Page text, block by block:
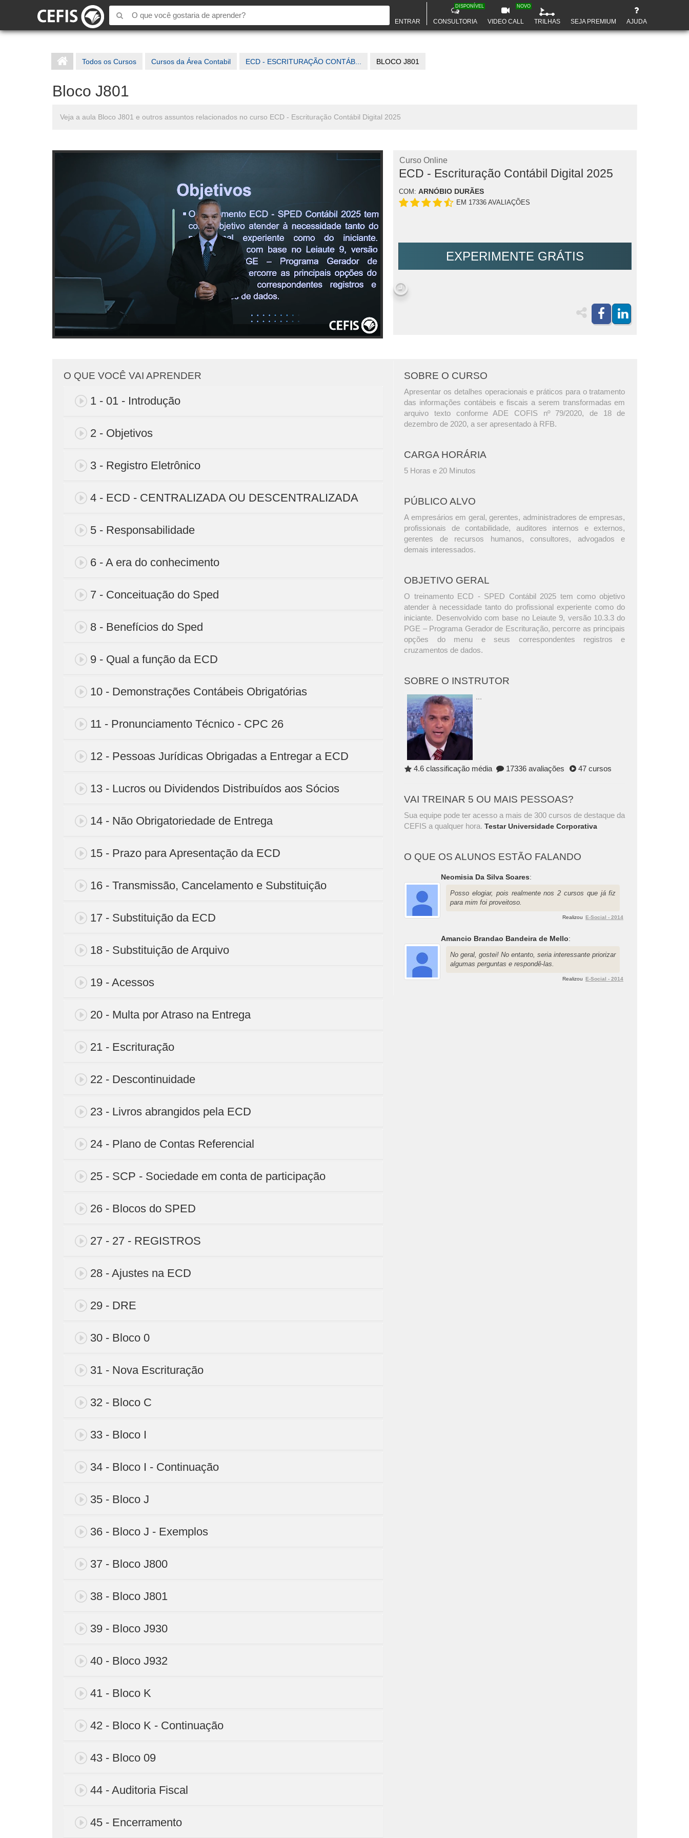
ENTRAR CONSULTORIA
DISPONÍVEL
VIDEO CALL
NOVO
TRILHAS SEJA PREMIUM AJUDA
Todos os Cursos Cursos da Área Contabil ECD - ESCRITURAÇÃO CONTÁB... BLOCO J801
Bloco J801
Veja a aula Bloco J801 e outros assuntos relacionados no curso ECD - Escrituração Contábil Digital 2025
Curso Online
ECD - Escrituração Contábil Digital 2025
COM: ARNÓBIO DURÃES
EM 17336 AVALIAÇÕES
EXPERIMENTE GRÁTIS
O QUE VOCÊ VAI APRENDER
1 - 01 - Introdução
2 - Objetivos
3 - Registro Eletrônico
4 - ECD - CENTRALIZADA OU DESCENTRALIZADA
5 - Responsabilidade
6 - A era do conhecimento
7 - Conceituação do Sped
8 - Benefícios do Sped
9 - Qual a função da ECD
10 - Demonstrações Contábeis Obrigatórias
11 - Pronunciamento Técnico - CPC 26
12 - Pessoas Jurídicas Obrigadas a Entregar a ECD
13 - Lucros ou Dividendos Distribuídos aos Sócios
14 - Não Obrigatoriedade de Entrega
15 - Prazo para Apresentação da ECD
16 - Transmissão, Cancelamento e Substituição
17 - Substituição da ECD
18 - Substituição de Arquivo
19 - Acessos
20 - Multa por Atraso na Entrega
21 - Escrituração
22 - Descontinuidade
23 - Livros abrangidos pela ECD
24 - Plano de Contas Referencial
25 - SCP - Sociedade em conta de participação
26 - Blocos do SPED
27 - 27 - REGISTROS
28 - Ajustes na ECD
29 - DRE
30 - Bloco 0
31 - Nova Escrituração
32 - Bloco C
33 - Bloco I
34 - Bloco I - Continuação
35 - Bloco J
36 - Bloco J - Exemplos
37 - Bloco J800
38 - Bloco J801
39 - Bloco J930
40 - Bloco J932
41 - Bloco K
42 - Bloco K - Continuação
43 - Bloco 09
44 - Auditoria Fiscal
45 - Encerramento
SOBRE O CURSO
Apresentar os detalhes operacionais e práticos para o tratamento
das informações contábeis e fiscais a serem transformadas em
arquivo texto conforme ADE COFIS nº 79/2020, de 18 de
dezembro de 2020, a ser apresentado à RFB.
CARGA HORÁRIA
5 Horas e 20 Minutos
PÚBLICO ALVO
A empresários em geral, gerentes, administradores de empresas,
profissionais de contabilidade, auditores internos e externos,
gerentes de recursos humanos, consultores, advogados e
demais interessados.
OBJETIVO GERAL
O treinamento ECD - SPED Contábil 2025 tem como objetivo
atender à necessidade tanto do profissional experiente como do
iniciante. Desenvolvido com base no Leiaute 9, versão 10.3.3 do
PGE – Programa Gerador de Escrituração, percorre as principais
opções do menu e seus correspondentes registros e
cruzamentos de dados.
SOBRE O INSTRUTOR
...
4.6 classificação média 17336 avaliações 47 cursos
VAI TREINAR 5 OU MAIS PESSOAS?
Sua equipe pode ter acesso a mais de 300 cursos de destaque da
CEFIS a qualquer hora.Testar Universidade Corporativa
O QUE OS ALUNOS ESTÃO FALANDO
Neomisia Da Silva Soares:
Posso elogiar, pois realmente nos 2 cursos que já fiz
para mim foi proveitoso.
Realizou E-Social - 2014
Amancio Brandao Bandeira de Mello:
No geral, gostei! No entanto, seria interessante priorizar
algumas perguntas e respondê-las.
Realizou E-Social - 2014